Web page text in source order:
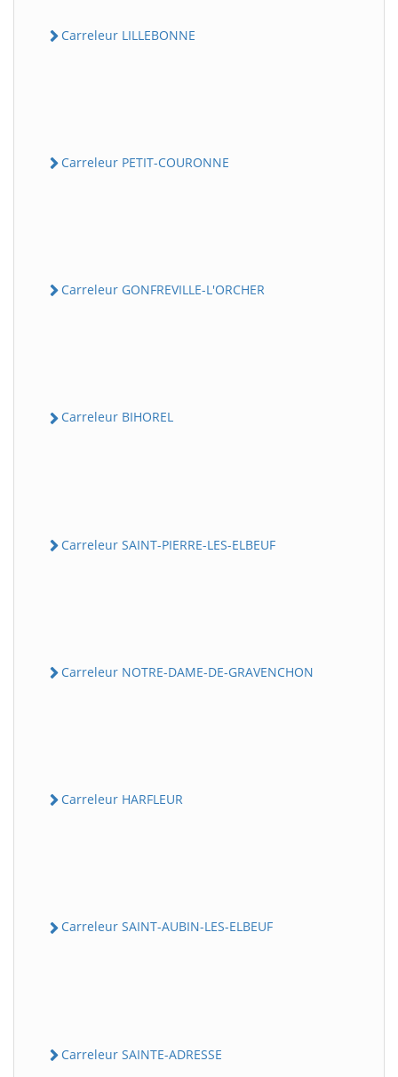
Carreleur LILLEBONNE
Carreleur PETIT-COURONNE
Carreleur GONFREVILLE-L'ORCHER
Carreleur BIHOREL
Carreleur SAINT-PIERRE-LES-ELBEUF
Carreleur NOTRE-DAME-DE-GRAVENCHON
Carreleur HARFLEUR
Carreleur SAINT-AUBIN-LES-ELBEUF
Carreleur SAINTE-ADRESSE